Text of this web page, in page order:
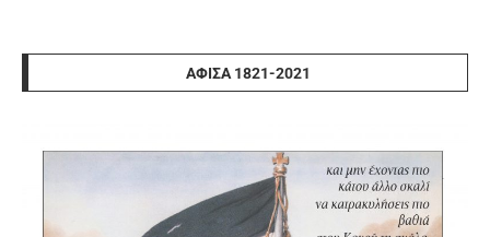
ΑΦΊΣΑ 1821-2021